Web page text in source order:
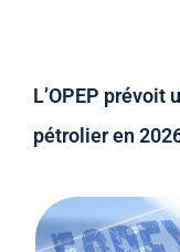
L’OPEP prévoit
pétrolier en